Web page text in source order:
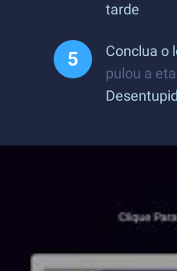
tarde
Conclua o
pulou a